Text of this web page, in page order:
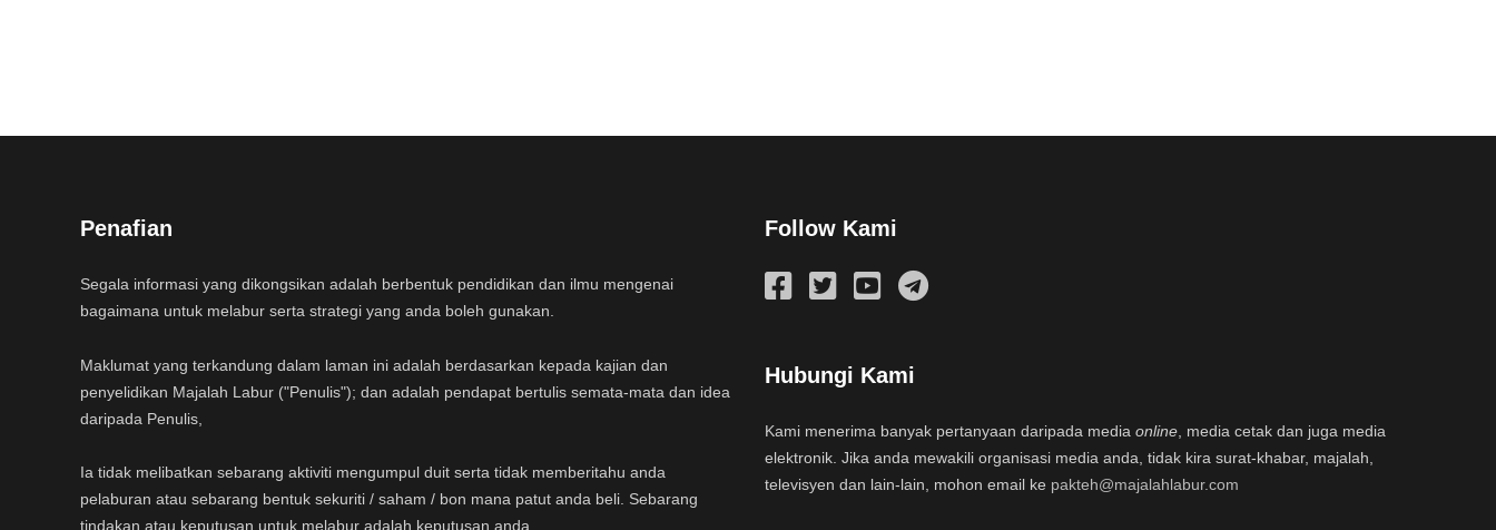
Penafian
Segala informasi yang dikongsikan adalah berbentuk pendidikan dan ilmu mengenai
bagaimana untuk melabur serta strategi yang anda boleh gunakan.
Maklumat yang terkandung dalam laman ini adalah berdasarkan kepada kajian dan
penyelidikan Majalah Labur ("Penulis"); dan adalah pendapat bertulis semata-mata dan idea
daripada Penulis,
Ia tidak melibatkan sebarang aktiviti mengumpul duit serta tidak memberitahu anda
pelaburan atau sebarang bentuk sekuriti / saham / bon mana patut anda beli. Sebarang
tindakan atau keputusan untuk melabur adalah keputusan anda.
Follow Kami
Hubungi Kami
Kami menerima banyak pertanyaan daripada media online , media cetak dan juga media
elektronik. Jika anda mewakili organisasi media anda, tidak kira surat-khabar, majalah,
televisyen dan lain-lain, mohon email ke pakteh@majalahlabur.com